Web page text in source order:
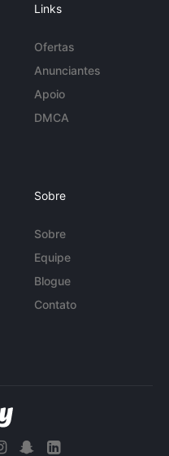
Links
Ofertas
Anunciantes
Apoio
DMCA
Sobre
Sobre
Equipe
Blogue
Contato